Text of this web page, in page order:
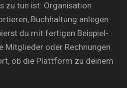
zu tun ist: Organisation
Buchhaltung anlegen.
du mit fertigen Beispiel-
Mitglieder oder Rechnungen
ob die Plattform zu deinem